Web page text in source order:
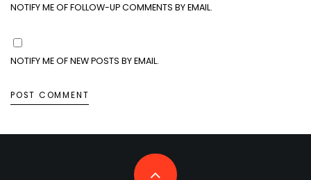
NOTIFY ME OF FOLLOW-UP COMMENTS BY EMAIL.
NOTIFY ME OF NEW POSTS BY EMAIL.